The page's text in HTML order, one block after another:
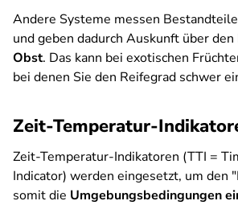
Andere Systeme messen
und geben dadurch Auskunft über den
Obst. Das kann bei exotischen
bei denen Sie den Reifegrad schwer
Zeit-Temperatur-
Zeit-Temperatur-Indikatoren (TTI =
Indicator) werden eingesetzt, um den
somit die Umgebungsbedingungen